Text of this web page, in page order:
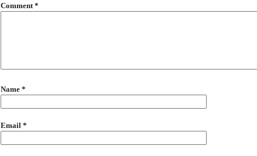
Comment *
Name *
Email *